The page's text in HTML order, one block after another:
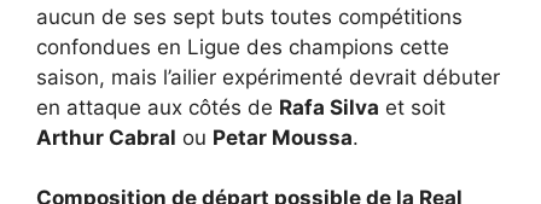
aucun de ses sept buts toutes compétitions
confondues en Ligue des champions cette
saison, mais l’ailier expérimenté devrait débuter
en attaque aux côtés de Rafa Silva et soit
Arthur Cabral ou Petar Moussa.
Composition de départ possible de la Real